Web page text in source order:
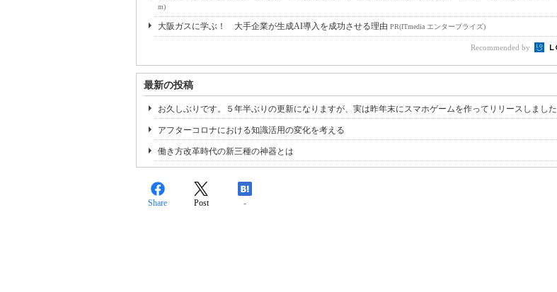
m)
大阪ガスに学ぶ！ 大手企業が生成AI導入を成功させる理由 PR(ITmedia エンタープライズ)
Recommended by
最新の投稿
お久しぶりです。５年半ぶりの更新になりますが、実は昨年末にスマホゲームを作ってリリースしました
アフターコロナにおける知識活用の変化を考える
働き方改革時代の新三種の神器とは
Share Post -